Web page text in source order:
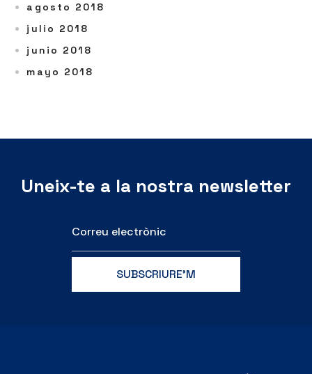
agosto 2018
julio 2018
junio 2018
mayo 2018
Uneix-te a la nostra newsletter